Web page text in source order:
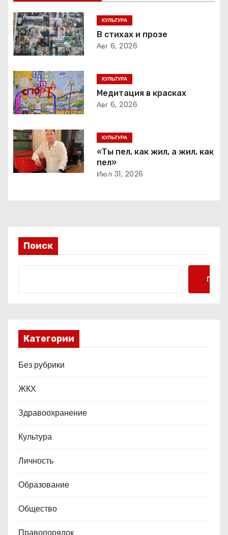
г
а
ц
и
я
п
о
з
с
КУЛЬТУРА
В стихах и прозе
Авг 6, 2026
КУЛЬТУРА
Медитация в красках
Авг 6, 2026
КУЛЬТУРА
«Ты пел, как жил, а жил, как
пел»
Июл 31, 2026
Поиск
Поиск
Категории
Без рубрики
ЖКХ
Здравоохранение
Культура
Личность
Образование
Общество
Правопорядок